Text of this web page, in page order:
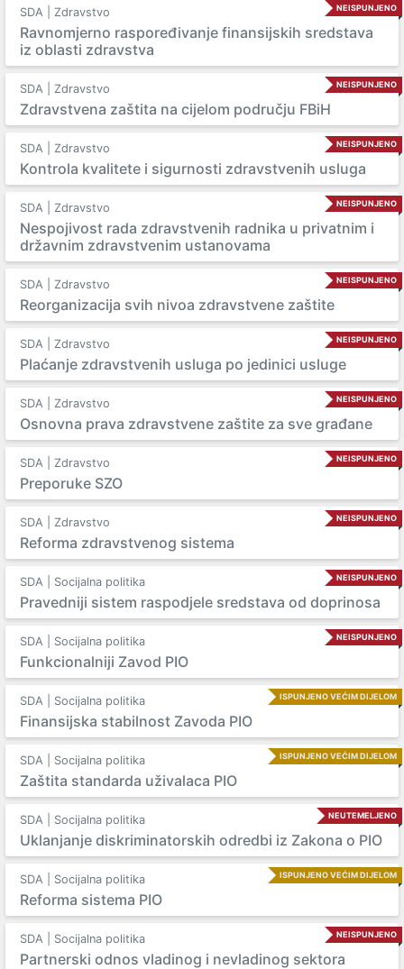
NEISPUNJENO
SDA | Zdravstvo
Ravnomjerno raspoređivanje finansijskih sredstava
iz oblasti zdravstva
NEISPUNJENO
SDA | Zdravstvo
Zdravstvena zaštita na cijelom području FBiH
NEISPUNJENO
SDA | Zdravstvo
Kontrola kvalitete i sigurnosti zdravstvenih usluga
NEISPUNJENO
SDA | Zdravstvo
Nespojivost rada zdravstvenih radnika u privatnim i
državnim zdravstvenim ustanovama
NEISPUNJENO
SDA | Zdravstvo
Reorganizacija svih nivoa zdravstvene zaštite
NEISPUNJENO
SDA | Zdravstvo
Plaćanje zdravstvenih usluga po jedinici usluge
NEISPUNJENO
SDA | Zdravstvo
Osnovna prava zdravstvene zaštite za sve građane
NEISPUNJENO
SDA | Zdravstvo
Preporuke SZO
NEISPUNJENO
SDA | Zdravstvo
Reforma zdravstvenog sistema
NEISPUNJENO
SDA | Socijalna politika
Pravedniji sistem raspodjele sredstava od doprinosa
NEISPUNJENO
SDA | Socijalna politika
Funkcionalniji Zavod PIO
ISPUNJENO VEĆIM DIJELOM
SDA | Socijalna politika
Finansijska stabilnost Zavoda PIO
ISPUNJENO VEĆIM DIJELOM
SDA | Socijalna politika
Zaštita standarda uživalaca PIO
NEUTEMELJENO
SDA | Socijalna politika
Uklanjanje diskriminatorskih odredbi iz Zakona o PIO
ISPUNJENO VEĆIM DIJELOM
SDA | Socijalna politika
Reforma sistema PIO
NEISPUNJENO
SDA | Socijalna politika
Partnerski odnos vladinog i nevladinog sektora